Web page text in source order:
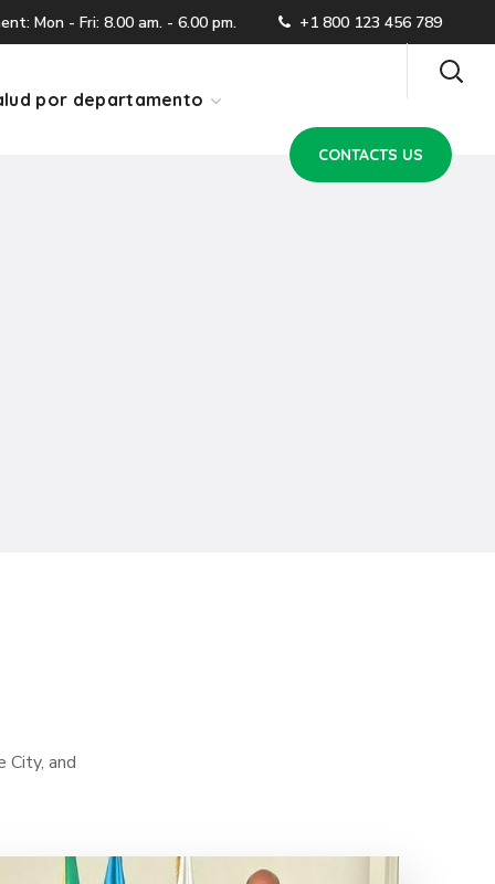
Mon - Fri: 8.00 am. - 6.00 pm. +1 800 123 456 789
por departamento
CONTACTS US
City, and